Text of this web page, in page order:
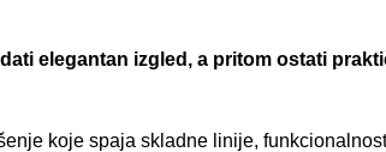
elegantan izgled, a pritom ostati
koje spaja skladne linije,